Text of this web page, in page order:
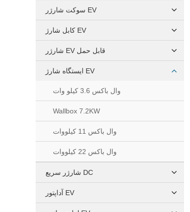
سوکت شارژر EV
کابل شارژ EV
شارژر EV قابل حمل
ایستگاه شارژ EV
وال باکس 3.6 کیلو وات
Wallbox 7.2KW
وال باکس 11 کیلووات
وال باکس 22 کیلووات
شارژر سریع DC
آداپتور EV